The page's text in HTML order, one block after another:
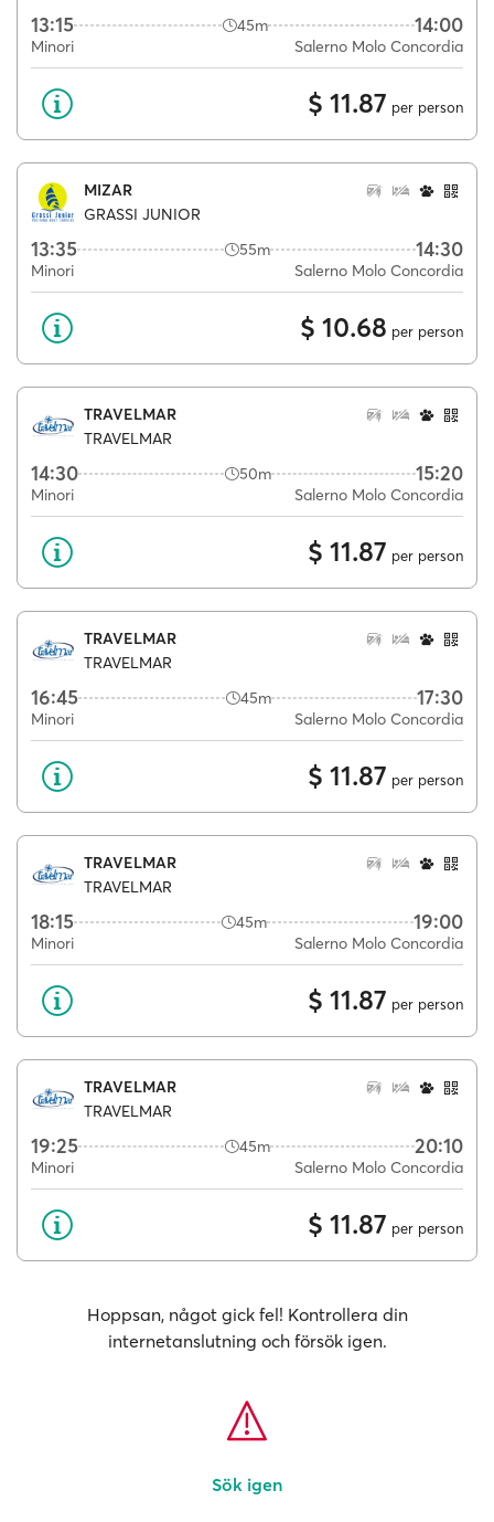
13:15 45m 14:00
Minori Salerno Molo Concordia
$ 11.87 per person
MIZAR
GRASSI JUNIOR
13:35 55m 14:30
Minori Salerno Molo Concordia
$ 10.68 per person
TRAVELMAR
TRAVELMAR
14:30 50m 15:20
Minori Salerno Molo Concordia
$ 11.87 per person
TRAVELMAR
TRAVELMAR
16:45 45m 17:30
Minori Salerno Molo Concordia
$ 11.87 per person
TRAVELMAR
TRAVELMAR
18:15 45m 19:00
Minori Salerno Molo Concordia
$ 11.87 per person
TRAVELMAR
TRAVELMAR
19:25 45m 20:10
Minori Salerno Molo Concordia
$ 11.87 per person
Hoppsan, något gick fel! Kontrollera din
internetanslutning och försök igen.
Sök igen